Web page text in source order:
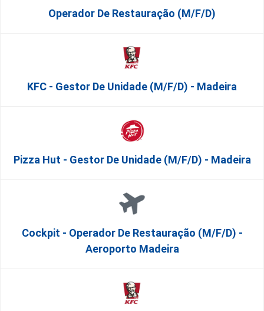
Operador De Restauração (m/f/d)
KFC - Gestor De Unidade (m/f/d) - Madeira
Pizza Hut - Gestor De Unidade (m/f/d) - Madeira
Cockpit - Operador De Restauração (m/f/d) -
Aeroporto Madeira